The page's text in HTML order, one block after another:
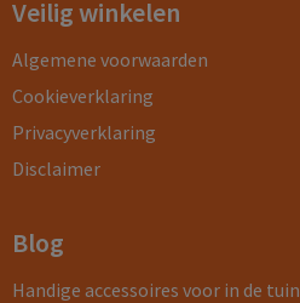
Veilig winkelen
Algemene voorwaarden
Cookieverklaring
Privacyverklaring
Disclaimer
Blog
Handige accessoires voor in de tuin